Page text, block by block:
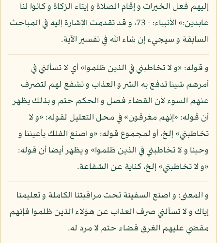
إليهم فعل الخيرات و إقام الصلاة و إيتاء الزكاة و كانوا لنا
عابدين:» الأنبياء: - 73، و قد تقدمت الإشارة إليه في المباحث
السابقة و سيجيء إن شاء الله في تفسير الآية.
و قوله: «و لا تخاطبني في الذين ظلموا» أي لا تسألني في
أمرهم شيئا تدفع به الشر و العذاب و تشفع لهم لتصرف
عنهم السوء لأن القضاء فصل و الحكم حتم و بذلك يظهر
أن قوله: «إنهم مغرقون» في محل التعليل لقوله: «و لا
تخاطبني» إلخ، أو لمجموع قوله: «و اصنع الفلك بأعيننا و
وحينا و لا تخاطبني في الذين ظلموا» و يظهر أيضا أن قوله:
«و لا تخاطبني» إلخ، كناية عن الشفاعة.
و المعنى: و اصنع السفينة تحت مراقبتنا الكاملة و تعليمنا
إياك و لا تسألني صرف العذاب عن هؤلاء الذين ظلموا فإنهم
مقضي عليهم الغرق قضاء حتم لا مرد له.